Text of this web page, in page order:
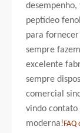
peptídeo
para
sempre
excelente
sempre
comercial
vindo
moderna!